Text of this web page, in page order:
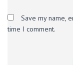
Save my name,
time I comment.